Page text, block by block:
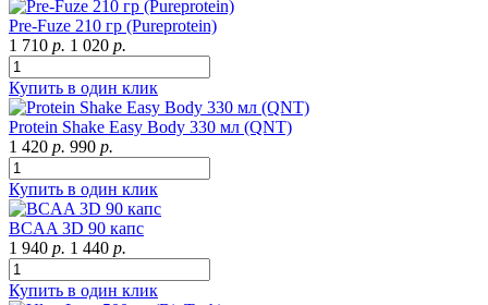
Pre-Fuze 210 гр (Pureprotein)
1 710 р. 1 020 р.
Купить в один клик
Protein Shake Easy Body 330 мл (QNT)
1 420 р. 990 р.
Купить в один клик
BCAA 3D 90 капс
1 940 р. 1 440 р.
Купить в один клик